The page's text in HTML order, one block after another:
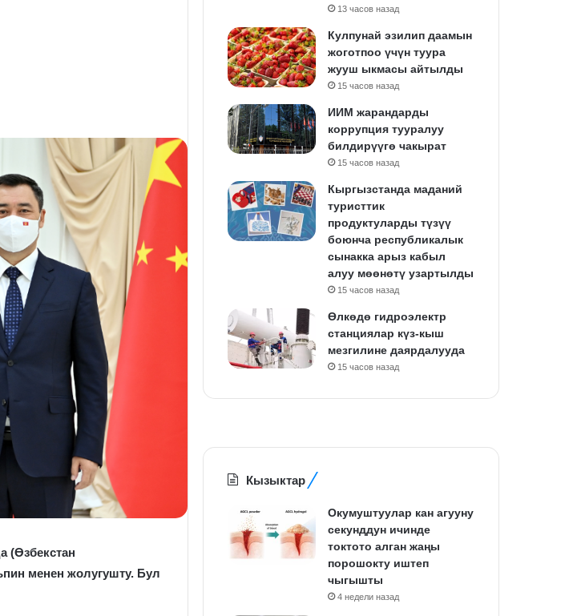
(Өзбекстан
менен жолугушту. Бул
13 часов назад
Кулпунай эзилип даамын
жоготпоо үчүн туура
жууш ыкмасы айтылды
15 часов назад
ИИМ жарандарды
коррупция тууралуу
билдирүүгө чакырат
15 часов назад
Кыргызстанда маданий
туристтик
продуктуларды түзүү
боюнча республикалык
сынакка арыз кабыл
алуу мөөнөтү узартылды
15 часов назад
Өлкөдө гидроэлектр
станциялар күз-кыш
мезгилине даярдалууда
15 часов назад
Кызыктар
Окумуштуулар кан агууну
секунддун ичинде
токтото алган жаңы
порошокту иштеп
чыгышты
4 недели назад